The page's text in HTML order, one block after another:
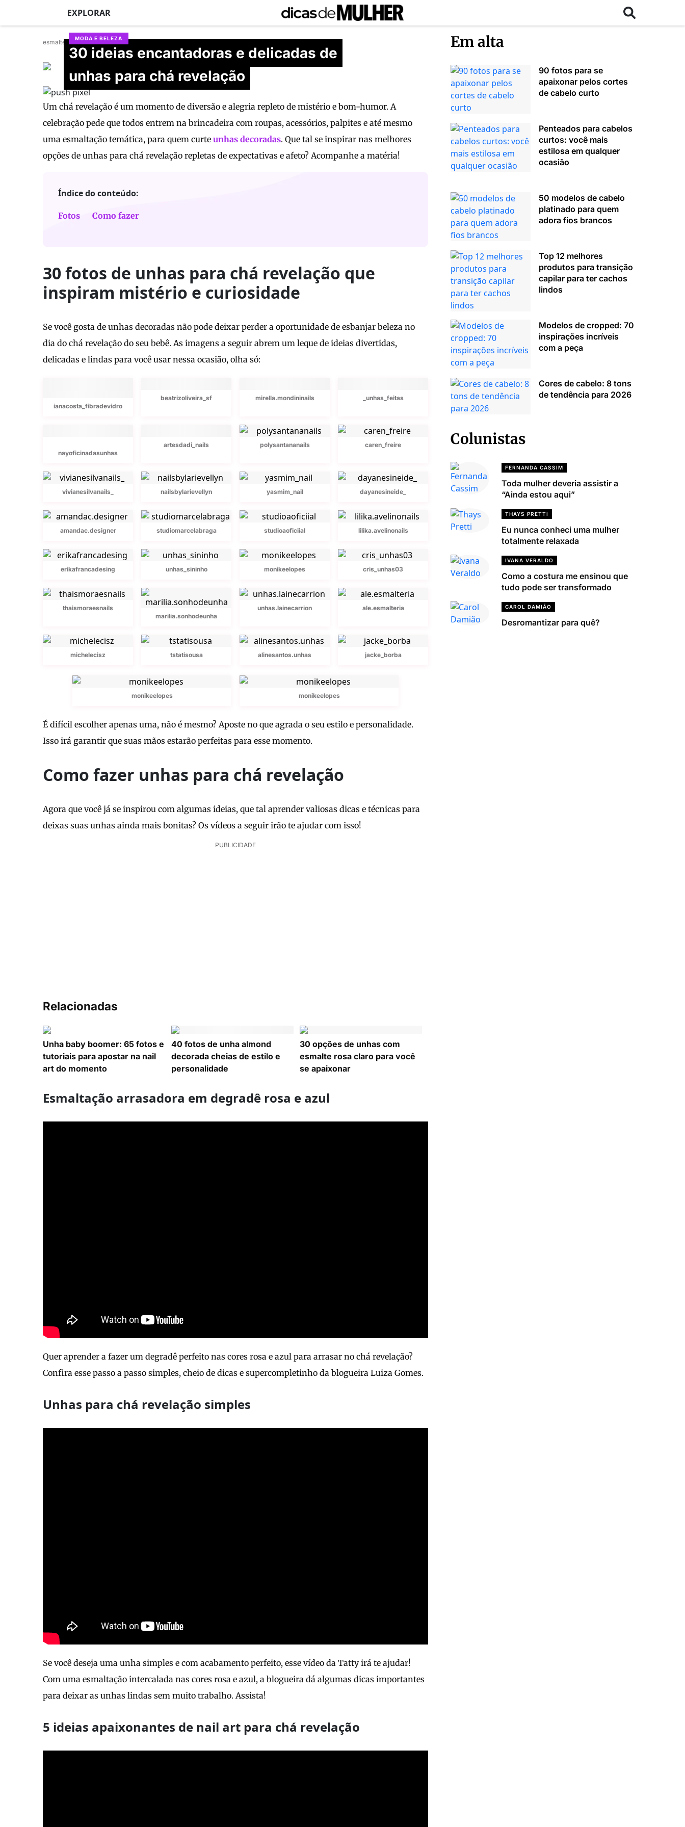
EXPLORAR
MODA E BELEZA
30 ideias encantadoras e delicadas de
unhas para chá revelação
esmalteria_gracearruda
Atualizado em 25/06/2026
Um chá revelação é um momento de diversão e alegria repleto de mistério e bom-humor. A
celebração pede que todos entrem na brincadeira com roupas, acessórios, palpites e até mesmo
uma esmaltação temática, para quem curte unhas decoradas. Que tal se inspirar nas melhores
opções de unhas para chá revelação repletas de expectativas e afeto? Acompanhe a matéria!
Índice do conteúdo:
Fotos Como fazer
30 fotos de unhas para chá revelação que
inspiram mistério e curiosidade
Se você gosta de unhas decoradas não pode deixar perder a oportunidade de esbanjar beleza no
dia do chá revelação do seu bebê. As imagens a seguir abrem um leque de ideias divertidas,
delicadas e lindas para você usar nessa ocasião, olha só:
ianacosta_fibradevidro
beatrizoliveira_sf mirella.mondininails _unhas_feitas
nayoficinadasunhas
artesdadi_nails polysantananails caren_freire
vivianesilvanails_ nailsbylarievellyn yasmim_nail dayanesineide_
amandac.designer studiomarcelabraga studioaoficiial lilika.avelinonails
erikafrancadesing unhas_sininho monikeelopes cris_unhas03
thaismoraesnails
marilia.sonhodeunha
unhas.lainecarrion ale.esmalteria
michelecisz tstatisousa alinesantos.unhas jacke_borba
monikeelopes monikeelopes
É difícil escolher apenas uma, não é mesmo? Aposte no que agrada o seu estilo e personalidade.
Isso irá garantir que suas mãos estarão perfeitas para esse momento.
Como fazer unhas para chá revelação
Agora que você já se inspirou com algumas ideias, que tal aprender valiosas dicas e técnicas para
deixas suas unhas ainda mais bonitas? Os vídeos a seguir irão te ajudar com isso!
PUBLICIDADE
Relacionadas
Unha baby boomer: 65 fotos e
tutoriais para apostar na nail
art do momento
40 fotos de unha almond
decorada cheias de estilo e
personalidade
30 opções de unhas com
esmalte rosa claro para você
se apaixonar
Esmaltação arrasadora em degradê rosa e azul
Quer aprender a fazer um degradê perfeito nas cores rosa e azul para arrasar no chá revelação?
Confira esse passo a passo simples, cheio de dicas e supercompletinho da blogueira Luiza Gomes.
Unhas para chá revelação simples
Se você deseja uma unha simples e com acabamento perfeito, esse vídeo da Tatty irá te ajudar!
Com uma esmaltação intercalada nas cores rosa e azul, a blogueira dá algumas dicas importantes
para deixar as unhas lindas sem muito trabalho. Assista!
5 ideias apaixonantes de nail art para chá revelação
Em alta
90 fotos para se
apaixonar pelos cortes
de cabelo curto
Penteados para cabelos
curtos: você mais
estilosa em qualquer
ocasião
50 modelos de cabelo
platinado para quem
adora fios brancos
Top 12 melhores
produtos para transição
capilar para ter cachos
lindos
Modelos de cropped: 70
inspirações incríveis
com a peça
Cores de cabelo: 8 tons
de tendência para 2026
Colunistas
FERNANDA CASSIM
Toda mulher deveria assistir a
“Ainda estou aqui”
THAYS PRETTI
Eu nunca conheci uma mulher
totalmente relaxada
IVANA VERALDO
Como a costura me ensinou que
tudo pode ser transformado
CAROL DAMIÃO
Desromantizar para quê?